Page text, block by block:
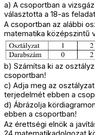
a) A csoportban a
választotta a 18-as
A csoportban az alábbi
matematika középszintű
b) Számítsa ki az
csoportban!
c) Adja meg az
terjedelmét ebben a
d) Ábrázolja
ebben a csoportban!
Az érettségi elnök a